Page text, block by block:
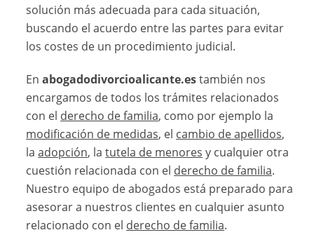
solución más adecuada para cada situación,
buscando el acuerdo entre las partes para evitar
los costes de un procedimiento judicial.
Enabogadodivorcioalicante.estambién nos
encargamos de todos los trámites relacionados
con el derecho de familia, como por ejemplo la
modificación de medidas, el cambio de apellidos,
laadopción, latutela de menores y cualquier otra
cuestión relacionada con el derecho de familia.
Nuestro equipo de abogados está preparado para
asesorar a nuestros clientes en cualquier asunto
relacionado con el derecho de familia.